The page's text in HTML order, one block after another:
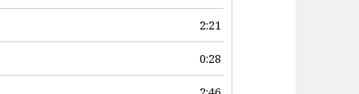
2:21
0:28